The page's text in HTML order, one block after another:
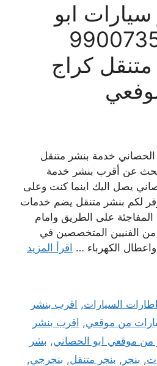
ابو
99007355
كراج
خدمة بنشر متنقل
عن أقرب بنشر خدمة
يصل اليك اينما كنت وعلى
نوفر لكم بنشر متنقل يضم خدمات
على الطريق وامام
الفنيين المتخصصين في
واعطال الكهرباء … اقرأ المزيد
اطارات السيارات, اقرب بنشر
من موقعي, اقرب بنشر
موقعي ابو الحصاني, بشر
, بنجر , بنجر متنقل, بنجرجي,